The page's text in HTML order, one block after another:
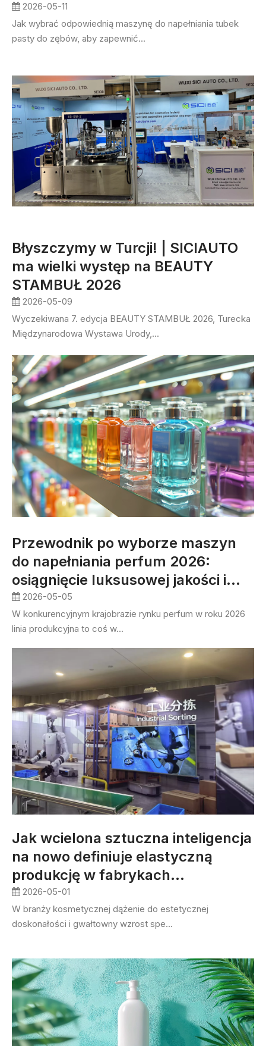
2026-05-11
Jak wybrać odpowiednią maszynę do napełniania tubek
pasty do zębów, aby zapewnić...
Błyszczymy w Turcji! | SICIAUTO
ma wielki występ na BEAUTY
STAMBUŁ 2026
2026-05-09
Wyczekiwana 7. edycja BEAUTY STAMBUŁ 2026, Turecka
Międzynarodowa Wystawa Urody,...
Przewodnik po wyborze maszyn
do napełniania perfum 2026:
osiągnięcie luksusowej jakości i
maksymalnej wydajności
2026-05-05
W konkurencyjnym krajobrazie rynku perfum w roku 2026
linia produkcyjna to coś w...
Jak wcielona sztuczna inteligencja
na nowo definiuje elastyczną
produkcję w fabrykach
kosmetyków
2026-05-01
W branży kosmetycznej dążenie do estetycznej
doskonałości i gwałtowny wzrost spe...